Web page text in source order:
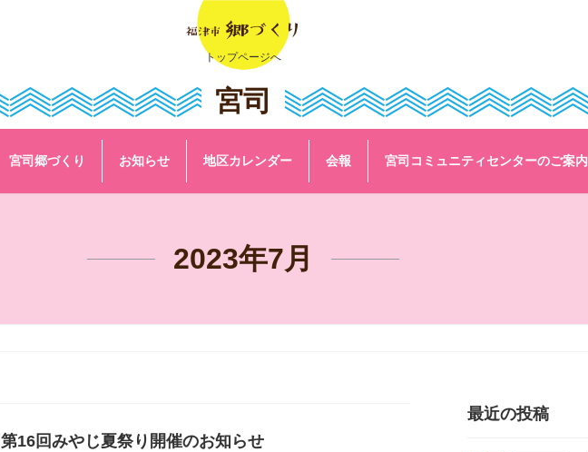
トップページへ
宮司
宮司郷づくり お知らせ 地区カレンダー 会報 宮司コミュニティセンターのご案内
2023年7月
第16回みやじ夏祭り開催のお知らせ
最近の投稿